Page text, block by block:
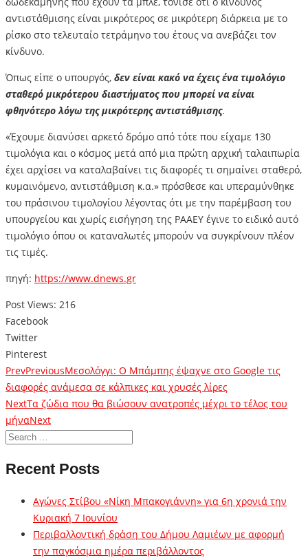
αντιστάθμισης είναι μικρότερος σε μικρότερη διάρκεια με το
ρίσκο στο τελευταίο τετράμηνο του έτους να ανεβάζει τον
κίνδυνο.
Όπως είπε ο υπουργός, δεν είναι κακό να έχεις ένα τιμολόγιο
σταθερό μικρότερου διαστήματος που μπορεί να είναι
φθηνότερο λόγω της μικρότερης αντιστάθμισης.
«Έχουμε διανύσει αρκετό δρόμο από τότε που είχαμε 130
τιμολόγια και ο κόσμος μετά από μια πρώτη αρχική ταλαιπωρία
έχει αρχίσει να καταλαβαίνει τις διαφορές τι σημαίνει σταθερό,
κυμαινόμενο, αντιστάθμιση κ.α.» πρόσθεσε και υπεραμύνθηκε
του πράσινου τιμολογίου λέγοντας ότι με την παρέμβαση του
υπουργείου και χωρίς εισήγηση της ΡΑΑΕΥ έγινε το ειδικό αυτό
τιμολόγιο όπου οι καταναλωτές μπορούν να συγκρίνουν πλέον
τις τιμές.
πηγή: https://www.dnews.gr
Post Views: 216
Facebook
Twitter
Pinterest
PrevPreviousΜεσολόγγι: Ο Μπάμπης έψαχνε στο Google τις
διαφορές ανάμεσα σε κάλπικες και χρυσές λίρες
NextΤα ζώδια που θα βιώσουν ανατροπές μέχρι το τέλος του
μήναNext
Recent Posts
Αγώνες Στίβου «Νίκη Μπακογιάννη» για 6η χρονιά την
Κυριακή 7 Ιουνίου
Περιβαλλοντική δράση του Δήμου Λαμιέων με αφορμή
την παγκόσμια ημέρα περιβάλλοντος